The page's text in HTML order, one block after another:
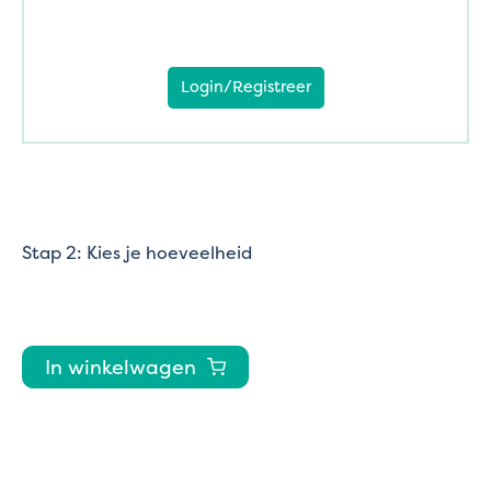
Login/Registreer
Stap 2: Kies je hoeveelheid
In winkelwagen